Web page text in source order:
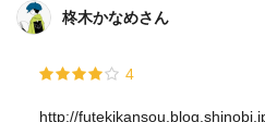
柊木かなめさん
4
http://